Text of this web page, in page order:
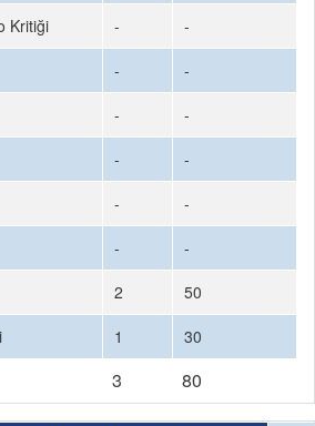
Kritiği
-
-
-
-
-
-
-
-
-
-
-
-
2
50
1 30
3 80